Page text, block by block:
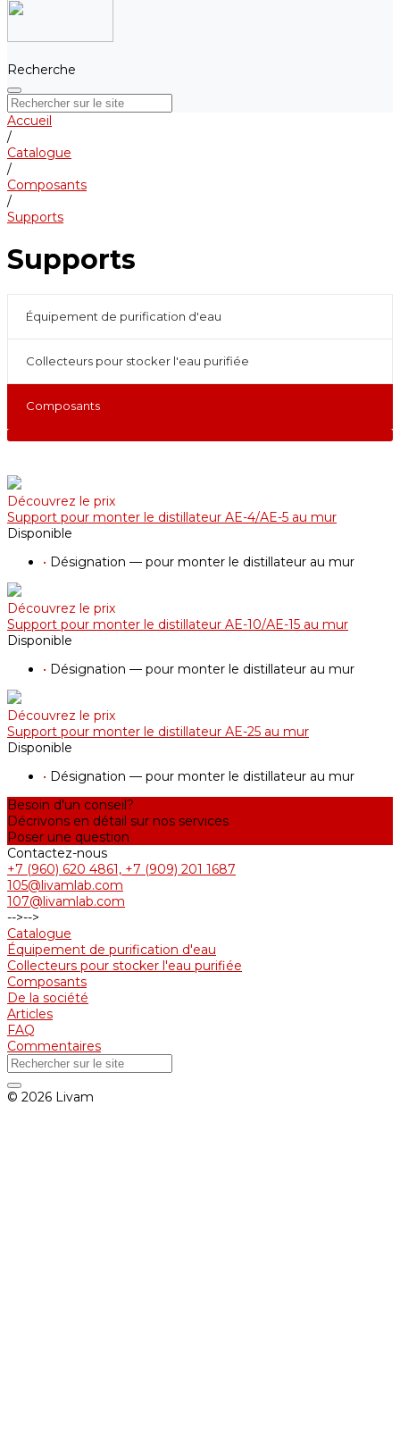
Recherche
Accueil
/
Catalogue
/
Composants
/
Supports
Supports
Équipement de purification d'eau
Collecteurs pour stocker l'eau purifiée
Composants
Découvrez le prix
Support pour monter le distillateur AE-4/АE-5 au mur
Disponible
• Désignation — pour monter le distillateur au mur
Découvrez le prix
Support pour monter le distillateur AE-10/АE-15 au mur
Disponible
• Désignation — pour monter le distillateur au mur
Découvrez le prix
Support pour monter le distillateur АE-25 au mur
Disponible
• Désignation — pour monter le distillateur au mur
Besoin d'un conseil?
Décrivons en détail sur nos services
Poser une question
Contactez-nous
+7 (960) 620 4861, +7 (909) 201 1687
105@livamlab.com
107@livamlab.com
-->-->
Catalogue
Équipement de purification d'eau
Collecteurs pour stocker l'eau purifiée
Composants
De la société
Articles
FAQ
Commentaires
© 2026 Livam